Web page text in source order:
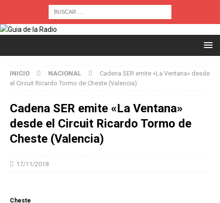
INICIO NACIONAL
Cadena SER emite «La Ventana» desde
el Circuit Ricardo Tormo de Cheste (Valencia)
Cadena SER emite «La Ventana»
desde el Circuit Ricardo Tormo de
Cheste (Valencia)
17/11/2018
Cheste